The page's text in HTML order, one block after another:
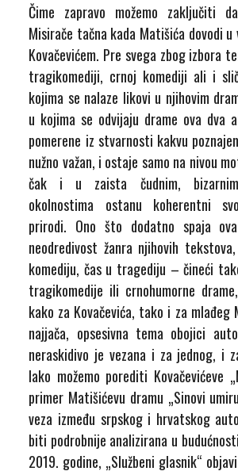
Čime zapravo možemo zaključiti
Misirače tačna kada Matišića dovodi u
Kovačevićem. Pre svega zbog izbora
tragikomediji, crnoj komediji ali i
kojima se nalaze likovi u njihovim
u kojima se odvijaju drame ova dva
pomerene iz stvarnosti kakvu
nužno važan, i ostaje samo na nivou
čak i u zaista čudnim,
okolnostima ostanu koherentni
prirodi. Ono što dodatno spaja
neodredivost žanra njihovih
komediju, čas u tragediju – čineći
tragikomedije ili crnohumorne
kako za Kovačevića, tako i za mlađeg
najjača, opsesivna tema obojici
neraskidivo je vezana i za jednog, i
lako možemo porediti Kovačevićeve
primer Matišićevu dramu „Sinovi
veza između srpskog i hrvatskog
biti podrobnije analizirana u
2019. godine, „Službeni glasnik“